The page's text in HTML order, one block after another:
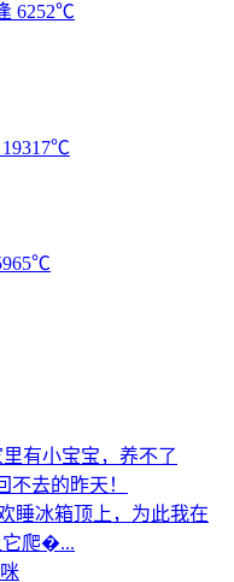
6252℃
19317℃
有小宝宝，养不了
不去的昨天！
睡冰箱顶上，为此我在
它爬�...